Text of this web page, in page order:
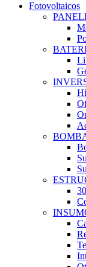
Fotovoltaicos